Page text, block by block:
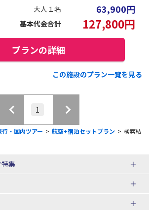
大人１名 63,900円
基本代金合計 127,800円
プランの詳細
この施設のプラン一覧を見る
1
行・国内ツアー > 航空+宿泊セットプラン > 検索結
集
ケージ
ＪＡＬで行く飛行機+ホテルパック
への旅
ユニバーサル・スタジオ・ジャパ